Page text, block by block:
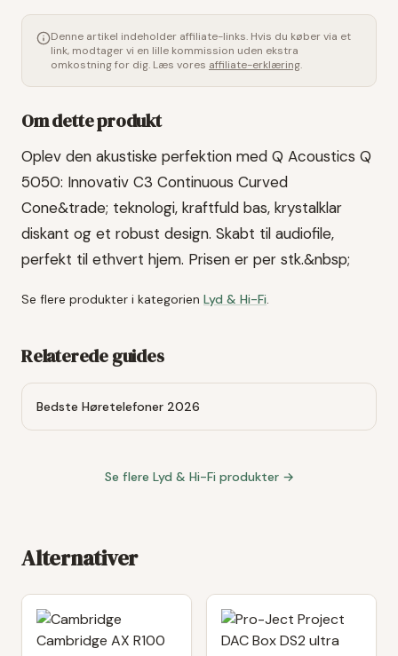
Denne artikel indeholder affiliate-links. Hvis du køber via et
link, modtager vi en lille kommission uden ekstra
omkostning for dig. Læs vores affiliate-erklæring.
Om dette produkt
Oplev den akustiske perfektion med Q Acoustics Q
5050: Innovativ C3 Continuous Curved
Cone&trade; teknologi, kraftfuld bas, krystalklar
diskant og et robust design. Skabt til audiofile,
perfekt til ethvert hjem. Prisen er per stk.&nbsp;
Se flere produkter i kategorien Lyd & Hi-Fi.
Relaterede guides
Bedste Høretelefoner 2026
Se flere Lyd & Hi-Fiprodukter →
Alternativer